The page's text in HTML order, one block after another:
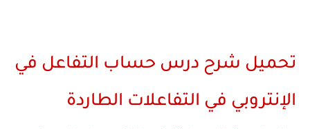
تحميل شرح درس حساب التفاعل في
الإنتروبي في التفاعلات الطاردة